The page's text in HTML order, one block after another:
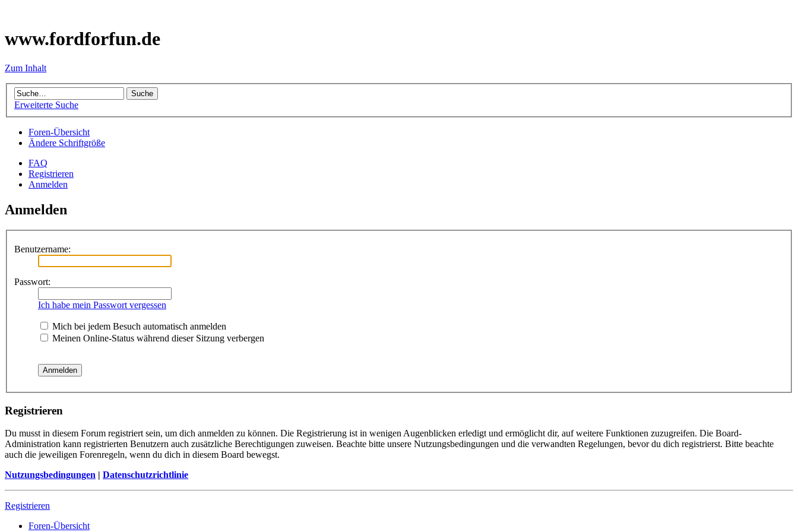
www.fordforfun.de
Zum Inhalt
Erweiterte Suche
Foren-Übersicht
Ändere Schriftgröße
FAQ
Registrieren
Anmelden
Anmelden
Benutzername:
Passwort:
Ich habe mein Passwort vergessen
Mich bei jedem Besuch automatisch anmelden
Meinen Online-Status während dieser Sitzung verbergen
Registrieren
Du musst in diesem Forum registriert sein, um dich anmelden zu können. Die Registrierung ist in wenigen Augenblicken erledigt und ermöglicht dir, auf weitere Funktionen zuzugreifen. Die Board-
Administration kann registrierten Benutzern auch zusätzliche Berechtigungen zuweisen. Beachte bitte unsere Nutzungsbedingungen und die verwandten Regelungen, bevor du dich registrierst. Bitte beachte
auch die jeweiligen Forenregeln, wenn du dich in diesem Board bewegst.
Nutzungsbedingungen | Datenschutzrichtlinie
Registrieren
Foren-Übersicht